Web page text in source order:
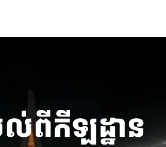
ពីកីឡដ្ឋាន